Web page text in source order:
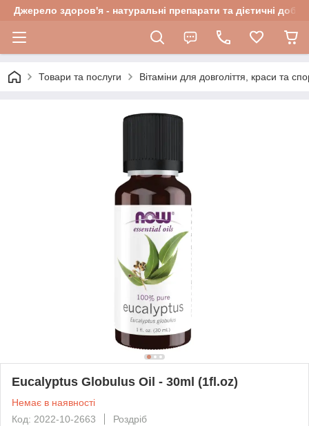
Джерело здоров'я - натуральні препарати та дієтичні
Товари та послуги Вітаміни для довголіття, краси та
Eucalyptus Globulus Oil - 30ml (1fl.oz)
Немає в наявності
Код: 2022-10-2663
Роздріб